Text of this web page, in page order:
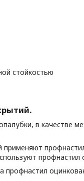
стойкостью
в качестве
профнастил
профнастил